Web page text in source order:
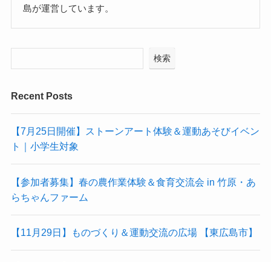
島が運営しています。
検索
Recent Posts
【7月25日開催】ストーンアート体験＆運動あそびイベン
ト｜小学生対象
【参加者募集】春の農作業体験＆食育交流会 in 竹原・あ
らちゃんファーム
【11月29日】ものづくり＆運動交流の広場 【東広島市】